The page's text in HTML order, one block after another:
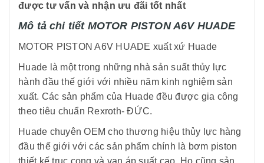
được tư vấn và nhận ưu đãi tốt nhất
Mô tả chi tiết MOTOR PISTON A6V HUADE
MOTOR PISTON A6V HUADE xuất xứ Huade
Huade là một trong những nhà sản suất thủy lực
hành đầu thế giới với nhiều năm kinh nghiệm sản
xuất. Các sản phẩm của Huade đều được gia công
theo tiêu chuẩn Rexroth- ĐỨC.
Huade chuyên OEM cho thương hiệu thủy lực hàng
đầu thế giới với các sản phẩm chính là bơm piston